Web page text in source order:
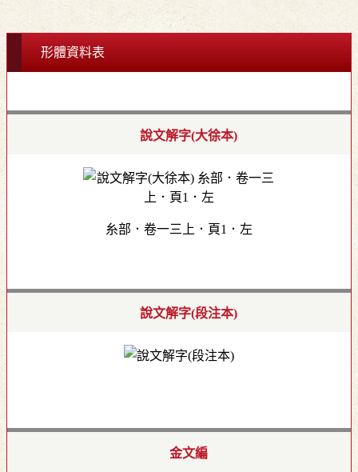
形體資料表
說文解字(大徐本)
糸部．卷一三上．頁1．左
說文解字(段注本)
金文編